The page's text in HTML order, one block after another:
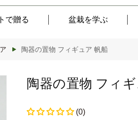
で贈る 盆栽を学ぶ
陶器の置物 フィギュア 帆船
陶器の置物 フィ
(0)